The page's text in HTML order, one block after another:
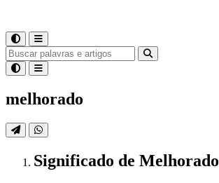
melhorado
Significado de Melhorado